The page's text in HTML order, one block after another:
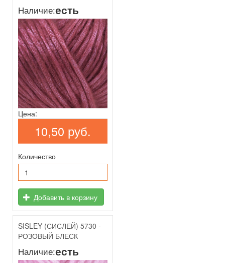
Наличие:есть
Цена:
10,50 руб.
Количество
Добавить в корзину
SISLEY (СИСЛЕЙ) 5730 -
РОЗОВЫЙ БЛЕСК
Наличие:есть